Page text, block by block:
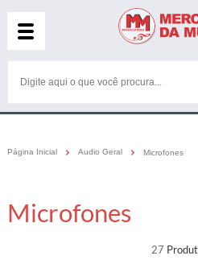
Página Inicial Audio Geral Microfones
Microfones
27